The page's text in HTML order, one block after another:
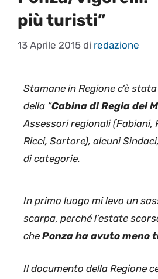
più turisti”
13 Aprile 2015 di redazione
Stamane in Regione c’è
della “Cabina di Regia del
Assessori regionali (Fabiani,
Ricci, Sartore), alcuni
di categorie.
In primo luogo mi levo un
scarpa, perché l’estate
che Ponza ha avuto meno
Il documento della Regione